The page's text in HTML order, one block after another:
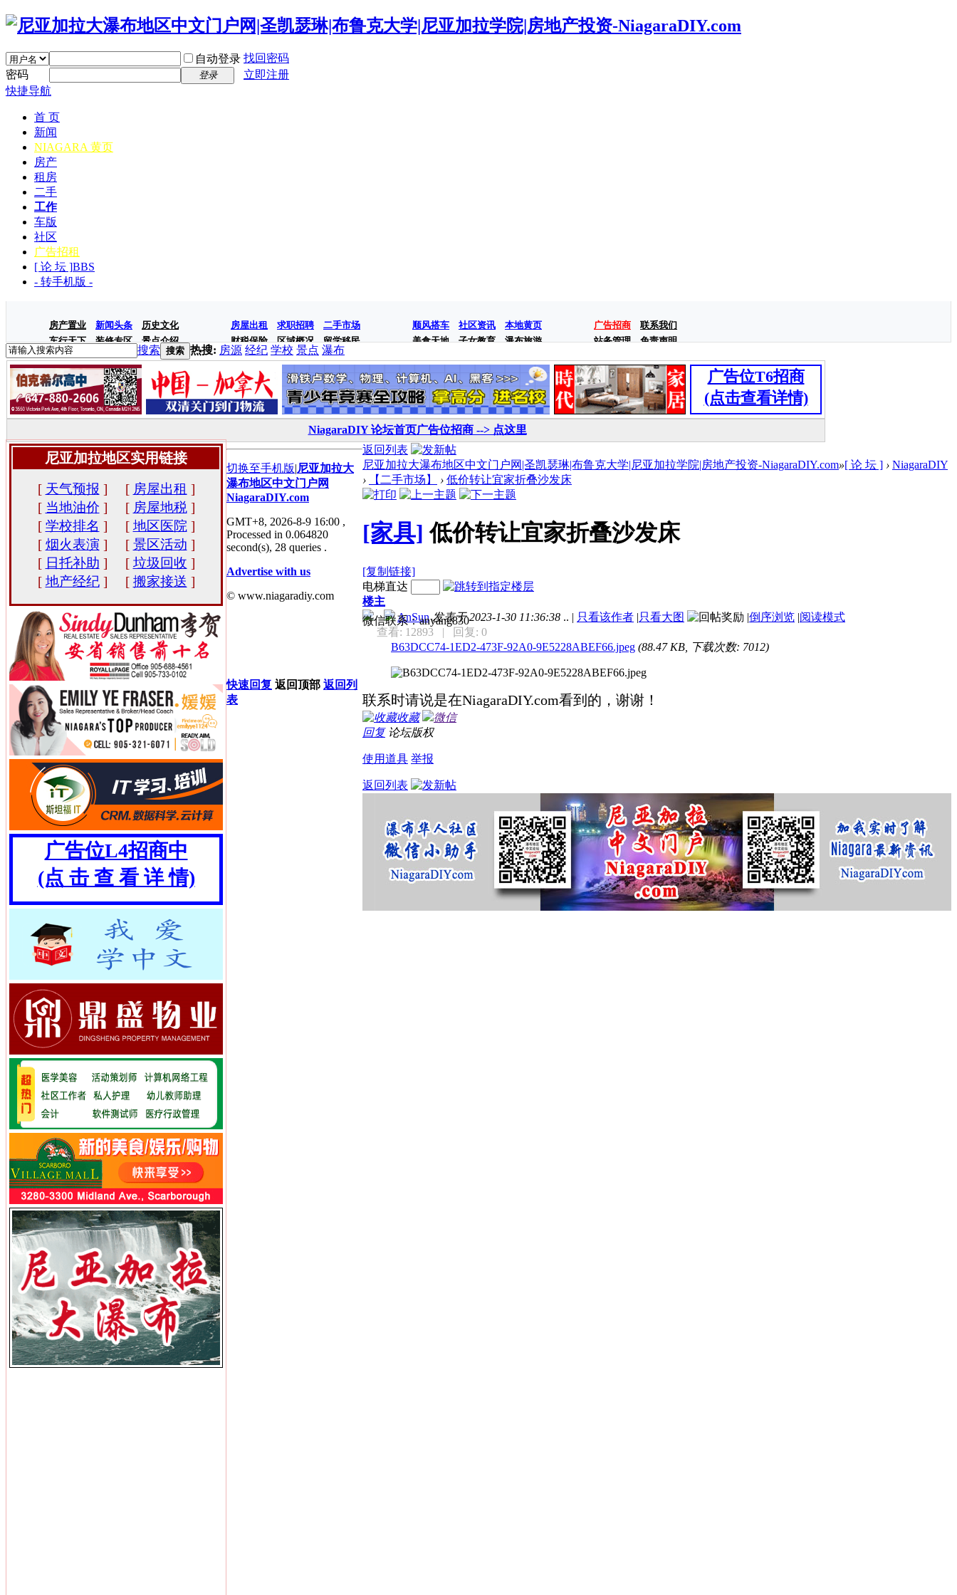
自动登录 找回密码
密码
登录
立即注册
快捷导航
首 页
新闻
NIAGARA 黄页
房产
租房
二手
工作
车版
社区
广告招租
[ 论 坛 ]BBS
- 转手机版 -
房产置业 新闻头条
历史文化
车行天下
装修专区 景点介绍
房屋出租 求职招聘
二手市场
财税保险
区域概况 留学移民
顺风搭车 社区资讯
本地黄页
美食天地
子女教育 瀑布旅游
广告招商
联系我们
站务管理
免责声明
搜索 搜索 热搜: 房源 经纪 学校 景点 瀑布
广告位T6招商
(点击查看详情)
NiagaraDIY 论坛首页广告位招商 --> 点这里
返回列表
尼亚加拉大瀑布地区中文门户网|圣凯瑟琳|布鲁克大学|尼亚加拉学院|房地产投资-NiagaraDIY.com»[ 论 坛 ] › NiagaraDIY
›
【二手市场】 › 低价转让宜家折叠沙发床
[家具] 低价转让宜家折叠沙发床
[复制链接]
电梯直达
楼主
AnSun 发表于 2023-1-30 11:36:38 .. | 只看该作者 |只看大图 |倒序浏览 |阅读模式
查看: 12893
| 回复: 0
微信联系：anyang830
B63DCC74-1ED2-473F-92A0-9E5228ABEF66.jpeg (88.47 KB, 下载次数: 7012)
联系时请说是在NiagaraDIY.com看到的，谢谢！
收藏
微信
回复 论坛版权
使用道具 举报
返回列表
尼亚加拉地区实用链接
[ 天气预报 ] [ 房屋出租 ]
[ 当地油价 ] [ 房屋地税]
[ 学校排名 ] [ 地区医院]
[ 烟火表演 ] [ 景区活动 ]
[ 日托补助 ] [ 垃圾回收 ]
[ 地产经纪] [ 搬家接送 ]
广告位L4招商中
(点 击 查 看 详 情)
切换至手机版|尼亚加拉大
瀑布地区中文门户网
NiagaraDIY.com
GMT+8, 2026-8-9 16:00 ,
Processed in 0.064820
second(s), 28 queries .
Advertise with us
© www.niagaradiy.com
快速回复 返回顶部 返回列
表